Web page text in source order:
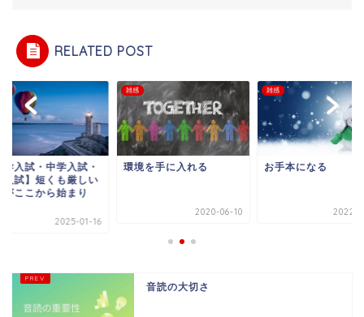
RELATED POST
学入試・中学入試・
入試】短くも厳しい
がここから始まり
2025-01-16
雑感
環境を手に入れる
2020-06-10
雑感
お手本になる
2022-
音読の大切さ